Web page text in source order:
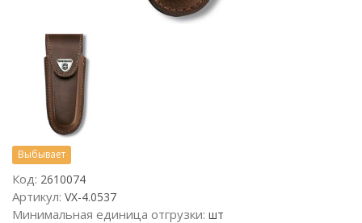
Выбывает
Код: 2610074
Артикул: VX-4.0537
Минимальная единица отгрузки: шт